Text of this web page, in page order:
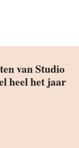
van Studio
heel het jaar